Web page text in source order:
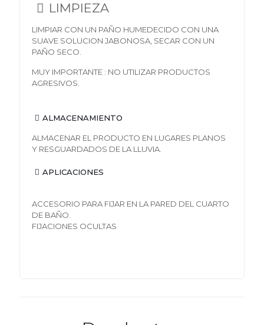
LIMPIEZA
LIMPIAR CON UN PAÑO HUMEDECIDO CON UNA
SUAVE SOLUCION JABONOSA, SECAR CON UN
PAÑO SECO.
MUY IMPORTANTE : NO UTILIZAR PRODUCTOS
AGRESIVOS.
ALMACENAMIENTO
ALMACENAR EL PRODUCTO EN LUGARES PLANOS
Y RESGUARDADOS DE LA LLUVIA.
APLICACIONES
ACCESORIO PARA FIJAR EN LA PARED DEL CUARTO
DE BAÑO.
FIJACIONES OCULTAS